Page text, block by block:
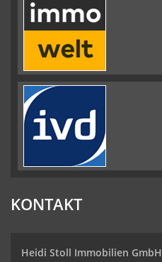
KONTAKT
Heidi Stoll Immobilien GmbH